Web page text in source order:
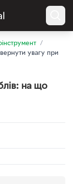
/
увагу при
на що